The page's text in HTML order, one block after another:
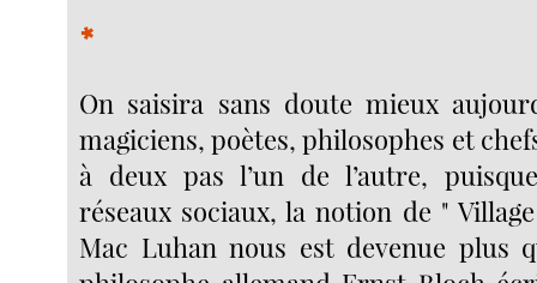
*
On saisira sans doute mieux
magiciens, poètes, philosophes et
à deux pas l’un de l’autre,
réseaux sociaux, la notion de "
Mac Luhan nous est devenue plus